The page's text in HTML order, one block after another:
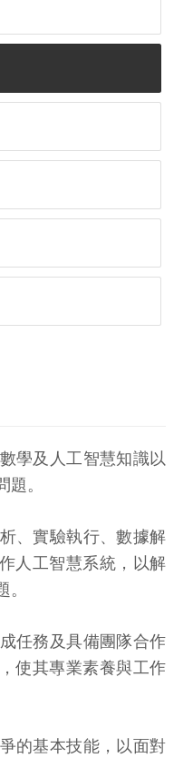
學及人工智慧知識以
。
、實驗執行、數據解
人工智慧系統，以解
任務及具備團隊合作
使其專業素養與工作
的基本技能，以面對